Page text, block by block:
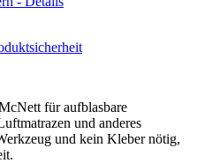
für aufblasbare
und anderes
und kein Kleber nötig,